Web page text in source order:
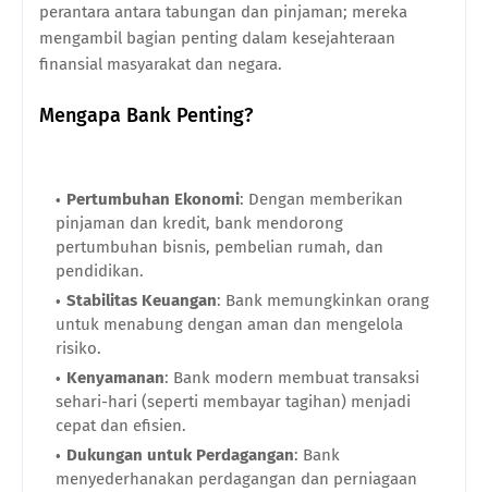
perantara antara tabungan dan pinjaman; mereka
mengambil bagian penting dalam kesejahteraan
finansial masyarakat dan negara.
Mengapa Bank Penting?
Pertumbuhan Ekonomi: Dengan memberikan
pinjaman dan kredit, bank mendorong
pertumbuhan bisnis, pembelian rumah, dan
pendidikan.
Stabilitas Keuangan: Bank memungkinkan orang
untuk menabung dengan aman dan mengelola
risiko.
Kenyamanan: Bank modern membuat transaksi
sehari-hari (seperti membayar tagihan) menjadi
cepat dan efisien.
Dukungan untuk Perdagangan: Bank
menyederhanakan perdagangan dan perniagaan